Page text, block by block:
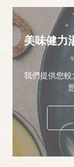
美味健力
我們提供您